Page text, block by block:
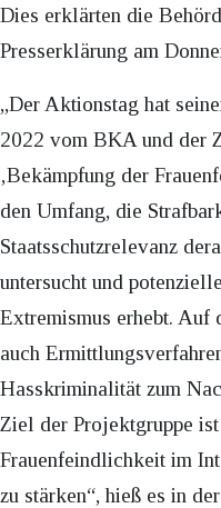
Dies erklärten die
Presserklärung am
„Der Aktionstag hat
2022 vom BKA und der
‚Bekämpfung der
den Umfang, die
Staatsschutzrelevanz
untersucht und
Extremismus erhebt. Auf
auch
Hasskriminalität zum
Ziel der Projektgruppe
Frauenfeindlichkeit im
zu stärken“, hieß es in